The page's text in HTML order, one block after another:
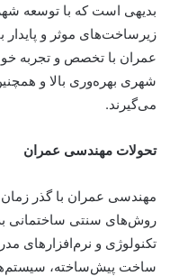
بدیهی است که با توسعه
زیرساخت‌های موثر و
عمران با تخصص و تجربه
شهری بهره‌وری بالا و
می‌گیرند.
تحولات مهندسی عمران
مهندسی عمران با گذر
روش‌های سنتی ساختمانی
تکنولوژی و نرم‌افزارهای
ساخت پیش‌ساخته،